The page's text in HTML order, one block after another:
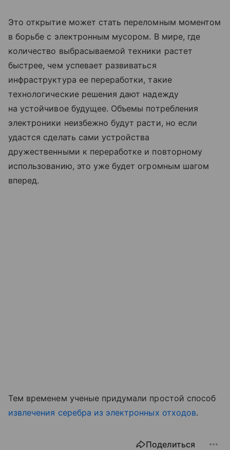
Это открытие может стать переломным моментом
в борьбе с электронным мусором. В мире, где
количество выбрасываемой техники растет
быстрее, чем успевает развиваться
инфраструктура ее переработки, такие
технологические решения дают надежду
на устойчивое будущее. Объемы потребления
электроники неизбежно будут расти, но если
удастся сделать сами устройства
дружественными к переработке и повторному
использованию, это уже будет огромным шагом
вперед.
Тем временем ученые придумали простой способ
извлечения серебра из электронных отходов.
Поделиться